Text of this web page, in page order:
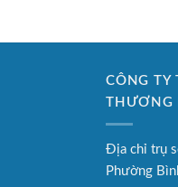
CÔNG TY
THƯƠNG
Địa chỉ trụ
Phường